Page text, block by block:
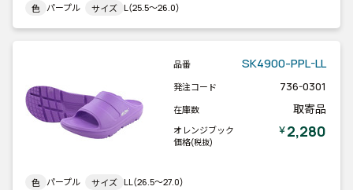
色 パープル サイズ L(25.5～26.0)
品番 SK4900-PPL-LL
発注コード 736-0301
在庫数 取寄品
オレンジブック
価格(税抜)
￥2,280
色 パープル サイズ LL(26.5～27.0)